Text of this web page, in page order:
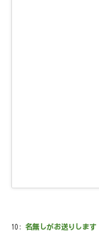
10: 名無しがお送りします